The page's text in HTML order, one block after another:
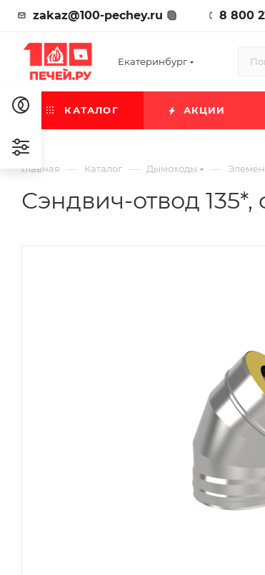
zakaz@100-pechey.ru 8 800
Екатеринбург
КАТАЛОГ АКЦИИ
Главная — Каталог — Дымоходы —
Сэндвич-отвод